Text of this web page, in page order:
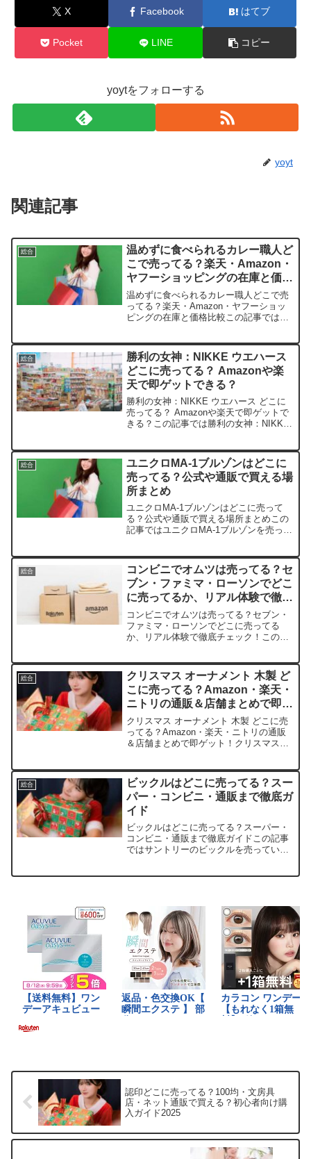
X Facebook はてブ
Pocket LINE コピー
yoytをフォローする
yoyt
関連記事
総合
温めずに食べられるカレー職人ど
こで売ってる？楽天・Amazon・
ヤフーショッピングの在庫と価格
比較
温めずに食べられるカレー職人どこで売
ってる？楽天・Amazon・ヤフーショッ
ピングの在庫と価格比較この記事では温
場所などを手短に紹介します。店舗価格
例（中辛3食パック×...
総合
勝利の女神：NIKKE ウエハース
どこに売ってる？ Amazonや楽
天で即ゲットできる？
勝利の女神：NIKKE ウエハース どこに
売ってる？ Amazonや楽天で即ゲットで
きる？この記事では勝利の女神：NIKKE
紹介します。店舗/サイト平均価格（1
個）箱...
総合
ユニクロMA-1ブルゾンはどこに
売ってる？公式や通販で買える場
所まとめ
ユニクロMA-1ブルゾンはどこに売って
る？公式や通販で買える場所まとめこの
記事ではユニクロMA-1ブルゾンを売って
買えるのか迷っている方はぜひ参考にし
てください。販売サ...
総合
コンビニでオムツは売ってる？セ
ブン・ファミマ・ローソンでどこ
に売ってるか、リアル体験で徹底
チェック！
コンビニでオムツは売ってる？セブン・
ファミマ・ローソンでどこに売ってる
か、リアル体験で徹底チェック！この記
買える場所などを手短に紹介します。子
育て中のママパパのピンチ...
総合
クリスマス オーナメント 木製 ど
こに売ってる？Amazon・楽天・
ニトリの通販＆店舗まとめで即ゲ
ット！
クリスマス オーナメント 木製 どこに売
ってる？Amazon・楽天・ニトリの通販
＆店舗まとめで即ゲット！クリスマスツ
の記事では、木製クリスマスオーナメン
トを売っている取...
総合
ビックルはどこに売ってる？スー
パー・コンビニ・通販まで徹底ガ
イド
ビックルはどこに売ってる？スーパー・
コンビニ・通販まで徹底ガイドこの記事
ではサントリーのビックルを売っている
認印どこに売ってる？100均・文房具
店・ネット通販で買える？初心者向け購
入ガイド2025